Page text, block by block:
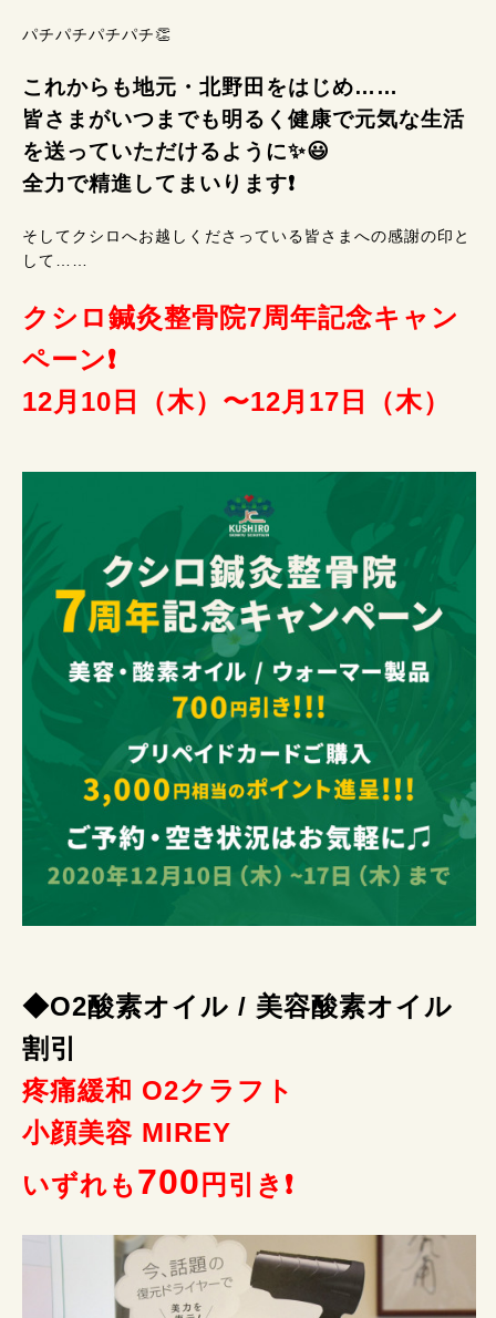
パチパチパチパチ👏
これからも地元・北野田をはじめ……
皆さまがいつまでも明るく健康で元気な生活
を送っていただけるように✨😃
全力で精進してまいります❗
そしてクシロへお越しくださっている皆さまへの感謝の印と
して……
クシロ鍼灸整骨院7周年記念キャン
ペーン❗
12月10日（木）〜12月17日（木）
◆O2酸素オイル / 美容酸素オイル
割引
疼痛緩和 O2クラフト
小顔美容 MIREY
いずれも700 円引き❗